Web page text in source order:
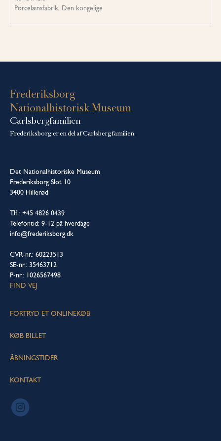
Porcelænsfabrik, Den kongelige
Frederiksborg
Nationalhistorisk Museum
Carlsbergfamilien
Frederiksborg er en del af Carlsbergfamilien.
Det Nationalhistoriske Museum
Frederiksborg Slot 10
3400 Hillerød
Tlf.: +45 4826 0439
Telefontid: 9-12 på hverdage
info@frederiksborg.dk
CVR-nr.: 60223513
SE-nr.: 35463712
P-nr.: 1026567498
FIND VEJ
FORTRYD ET ONLINEKØB
KØB BILLET
ÅBNINGSTIDER
KONTAKT